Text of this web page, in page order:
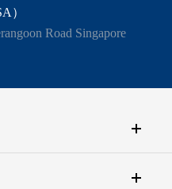
）
Road Singapore